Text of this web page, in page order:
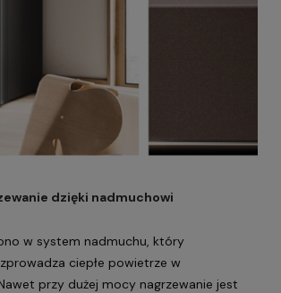
dzięki nadmuchowi
w system nadmuchu, który
ciepłe powietrze w
przy dużej mocy nagrzewanie jest